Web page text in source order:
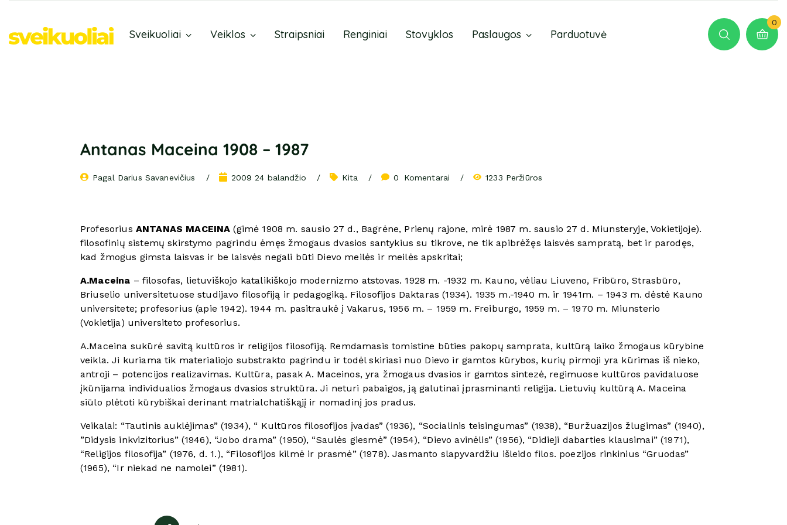
Sveikuoliai Veiklos Straipsniai Renginiai Stovyklos Paslaugos Parduotuvė
0
Antanas Maceina 1908 – 1987
Pagal Darius Savanevičius 2009 24 balandžio Kita 0 Komentarai 1233 Peržiūros
Profesorius ANTANAS MACEINA (gimė 1908 m. sausio 27 d., Bagrėne, Prienų rajone, mirė 1987 m. sausio 27 d. Miunsteryje, Vokietijoje).
filosofinių sistemų skirstymo pagrindu ėmęs žmogaus dvasios santykius su tikrove, ne tik apibrėžęs laisvės sampratą, bet ir parodęs,
kad žmogus gimsta laisvas ir be laisvės negali būti Dievo meilės ir meilės apskritai;
A.Maceina – filosofas, lietuviškojo katalikiškojo modernizmo atstovas. 1928 m. -1932 m. Kauno, vėliau Liuveno, Fribūro, Strasbūro,
Briuselio universitetuose studijavo filosofiją ir pedagogiką. Filosofijos Daktaras (1934). 1935 m.-1940 m. ir 1941m. – 1943 m. dėstė Kauno
universitete; profesorius (apie 1942). 1944 m. pasitraukė į Vakarus, 1956 m. – 1959 m. Freiburgo, 1959 m. – 1970 m. Miunsterio
(Vokietija) universiteto profesorius.
A.Maceina sukūrė savitą kultūros ir religijos filosofiją. Remdamasis tomistine būties pakopų samprata, kultūrą laiko žmogaus kūrybine
veikla. Ji kuriama tik materialiojo substrakto pagrindu ir todėl skiriasi nuo Dievo ir gamtos kūrybos, kurių pirmoji yra kūrimas iš nieko,
antroji – potencijos realizavimas. Kultūra, pasak A. Maceinos, yra žmogaus dvasios ir gamtos sintezė, regimuose kultūros pavidaluose
įkūnijama individualios žmogaus dvasios struktūra. Ji neturi pabaigos, ją galutinai įprasminanti religija. Lietuvių kultūrą A. Maceina
siūlo plėtoti kūrybiškai derinant matrialchatiškąjį ir nomadinį jos pradus.
Veikalai: “Tautinis auklėjimas” (1934), “ Kultūros filosofijos įvadas” (1936), “Socialinis teisingumas” (1938), “Buržuazijos žlugimas” (1940),
”Didysis inkvizitorius” (1946), “Jobo drama” (1950), “Saulės giesmė” (1954), “Dievo avinėlis” (1956), “Didieji dabarties klausimai” (1971),
“Religijos filosofija” (1976, d. 1.), “Filosofijos kilmė ir prasmė” (1978). Jasmanto slapyvardžiu išleido filos. poezijos rinkinius “Gruodas”
(1965), “Ir niekad ne namolei” (1981).